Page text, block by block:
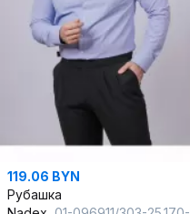
119.06 BYN
Рубашка